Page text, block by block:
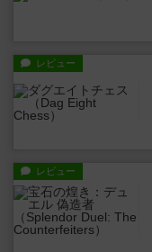
レビュー
レビュー